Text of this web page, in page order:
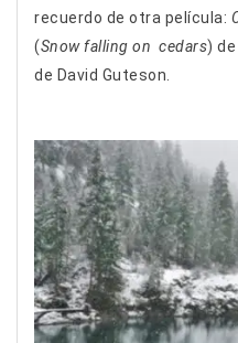
recuerdo de otra película:
(Snow falling on cedars)
de David Guteson.